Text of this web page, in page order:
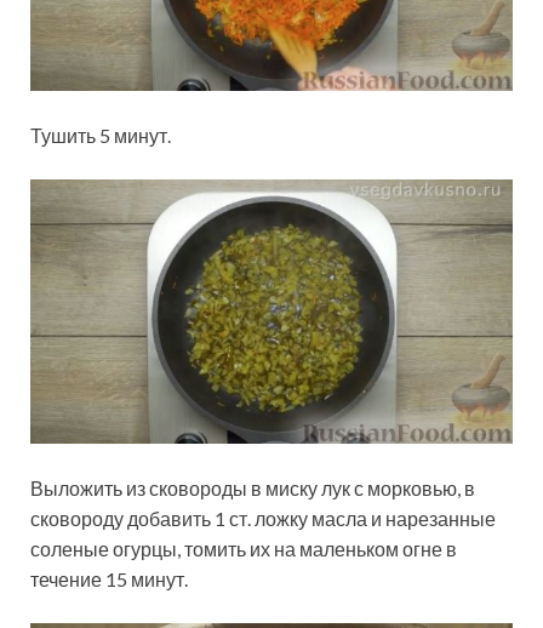
Тушить 5 минут.
Выложить из сковороды в миску лук с морковью, в
сковороду добавить 1 ст. ложку масла и нарезанные
соленые огурцы, томить их на маленьком огне в
течение 15 минут.